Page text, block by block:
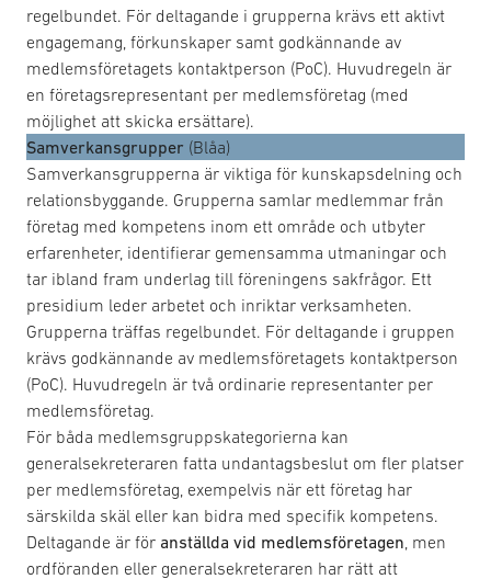
regelbundet. För deltagande i grupperna krävs ett aktivt
engagemang, förkunskaper samt godkännande av
medlemsföretagets kontaktperson (PoC). Huvudregeln är
en företagsrepresentant per medlemsföretag (med
möjlighet att skicka ersättare).
Samverkansgrupper (Blåa)
Samverkansgrupperna är viktiga för kunskapsdelning och
relationsbyggande. Grupperna samlar medlemmar från
företag med kompetens inom ett område och utbyter
erfarenheter, identifierar gemensamma utmaningar och
tar ibland fram underlag till föreningens sakfrågor. Ett
presidium leder arbetet och inriktar verksamheten.
Grupperna träffas regelbundet. För deltagande i gruppen
krävs godkännande av medlemsföretagets kontaktperson
(PoC). Huvudregeln är två ordinarie representanter per
medlemsföretag.
För båda medlemsgruppskategorierna kan
generalsekreteraren fatta undantagsbeslut om fler platser
per medlemsföretag, exempelvis när ett företag har
särskilda skäl eller kan bidra med specifik kompetens.
Deltagande är för anställda vid medlemsföretagen , men
ordföranden eller generalsekreteraren har rätt att